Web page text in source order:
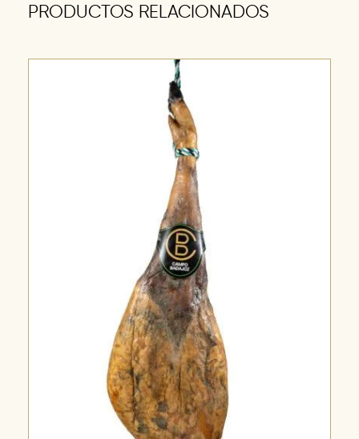
PRODUCTOS RELACIONADOS